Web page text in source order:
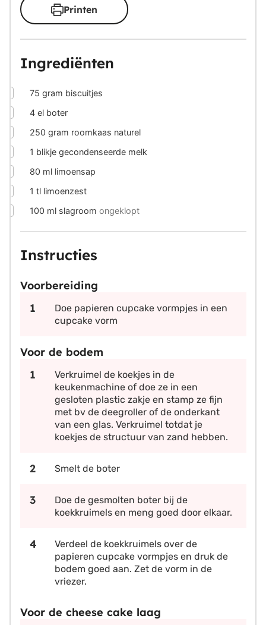
Printen
Ingrediënten
75 gram biscuitjes
4 el boter
250 gram roomkaas naturel
1 blikje gecondenseerde melk
80 ml limoensap
1 tl limoenzest
100 ml slagroom ongeklopt
Instructies
Voorbereiding
Doe papieren cupcake vormpjes in een
cupcake vorm
Voor de bodem
Verkruimel de koekjes in de
keukenmachine of doe ze in een
gesloten plastic zakje en stamp ze fijn
met bv de deegroller of de onderkant
van een glas. Verkruimel totdat je
koekjes de structuur van zand hebben.
Smelt de boter
Doe de gesmolten boter bij de
koekkruimels en meng goed door elkaar.
Verdeel de koekkruimels over de
papieren cupcake vormpjes en druk de
bodem goed aan. Zet de vorm in de
vriezer.
Voor de cheese cake laag